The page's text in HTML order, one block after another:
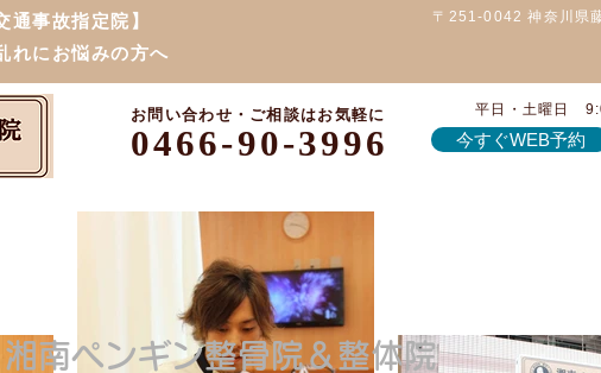
通事故指定院】
れにお悩みの方へ
〒251-0042 神奈川県
0466-90-3996
お問い合わせ・ご相談はお気軽に
平日・土曜日
今すぐWEB予約
湘南ペンギン整骨院＆整体院